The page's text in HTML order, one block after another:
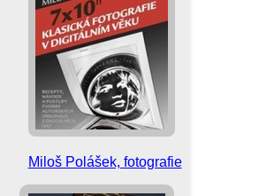
Miloš Polášek, fotografie